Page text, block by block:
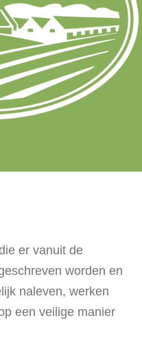
er vanuit de
worden en
naleven, werken
een veilige manier